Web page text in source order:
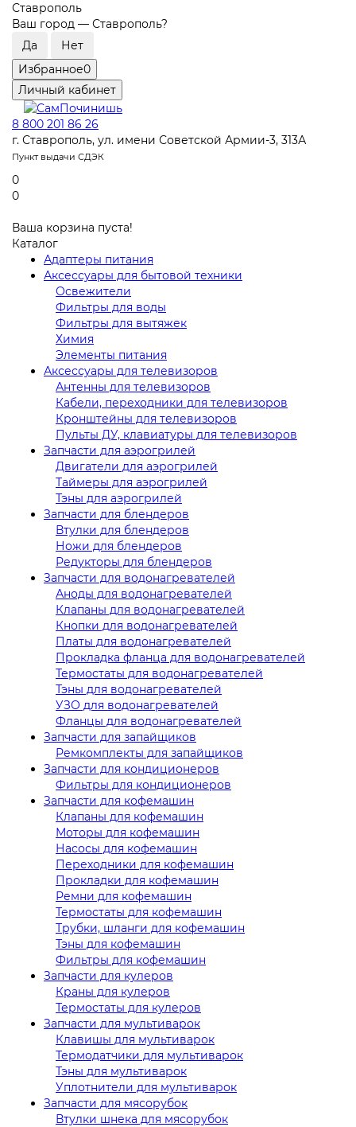
Ставрополь
Ваш город — Ставрополь?
Избранное0
Личный кабинет
8 800 201 86 26
г. Ставрополь, ул. имени Советской Армии-3, 313А
Пункт выдачи СДЭК
0
0
Ваша корзина пуста!
Каталог
Адаптеры питания
Аксессуары для бытовой техники
Освежители
Фильтры для воды
Фильтры для вытяжек
Химия
Элементы питания
Аксессуары для телевизоров
Антенны для телевизоров
Кабели, переходники для телевизоров
Кронштейны для телевизоров
Пульты ДУ, клавиатуры для телевизоров
Запчасти для аэрогрилей
Двигатели для аэрогрилей
Таймеры для аэрогрилей
Тэны для аэрогрилей
Запчасти для блендеров
Втулки для блендеров
Ножи для блендеров
Редукторы для блендеров
Запчасти для водонагревателей
Аноды для водонагревателей
Клапаны для водонагревателей
Кнопки для водонагревателей
Платы для водонагревателей
Прокладка фланца для водонагревателей
Термостаты для водонагревателей
Тэны для водонагревателей
УЗО для водонагревателей
Фланцы для водонагревателей
Запчасти для запайщиков
Ремкомплекты для запайщиков
Запчасти для кондиционеров
Фильтры для кондиционеров
Запчасти для кофемашин
Клапаны для кофемашин
Моторы для кофемашин
Насосы для кофемашин
Переходники для кофемашин
Прокладки для кофемашин
Ремни для кофемашин
Термостаты для кофемашин
Трубки, шланги для кофемашин
Тэны для кофемашин
Фильтры для кофемашин
Запчасти для кулеров
Краны для кулеров
Термостаты для кулеров
Запчасти для мультиварок
Клавишы для мультиварок
Термодатчики для мультиварок
Тэны для мультиварок
Уплотнители для мультиварок
Запчасти для мясорубок
Втулки шнека для мясорубок